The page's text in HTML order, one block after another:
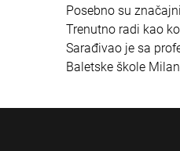
Posebno su
Trenutno radi kao
Sarađivao je sa
Baletske škole